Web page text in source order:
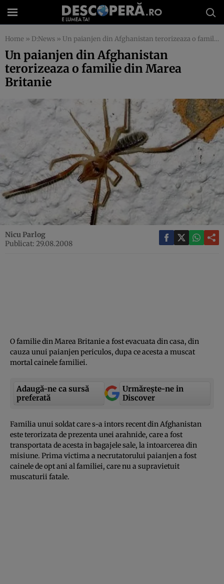
Home » D:News » Un paianjen din Afghanistan terorizeaza o familie din Marea Britanie
Un paianjen din Afghanistan
terorizeaza o familie din Marea
Britanie
Nicu Parlog
Publicat: 29.08.2008
O familie din Marea Britanie a fost evacuata din casa, din
cauza unui paianjen periculos, dupa ce acesta a muscat
mortal cainele familiei.
Adaugă-ne ca sursă
preferată
Urmărește-ne in
Discover
Familia unui soldat care s-a intors recent din Afghanistan
este terorizata de prezenta unei arahnide, care a fost
transportata de acesta in bagajele sale, la intoarcerea din
misiune. Prima victima a necrutatorului paianjen a fost
cainele de opt ani al familiei, care nu a supravietuit
muscaturii fatale.